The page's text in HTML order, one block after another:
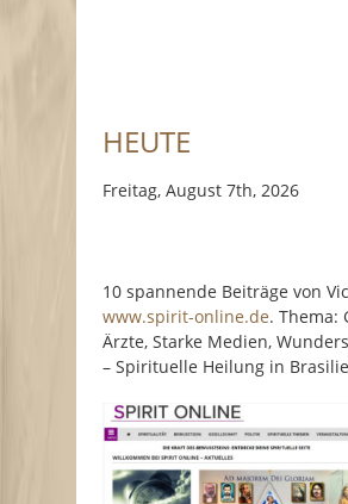
HEUTE
Freitag, August 7th, 2026
10 spannende Beiträge von
www.spirit-online.de. Thema:
Ärzte, Starke Medien,
– Spirituelle Heilung in